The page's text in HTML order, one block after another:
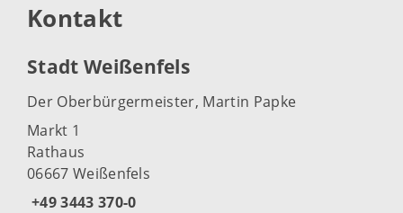
Kontakt
Stadt Weißenfels
Der Oberbürgermeister, Martin Papke
Markt 1
Rathaus
06667 Weißenfels
+49 3443 370-0